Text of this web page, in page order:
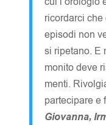
ricordarci
episodi non
si ripetano. E
monito deve
menti.
partecipare e
Giovanna,